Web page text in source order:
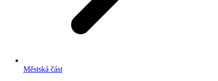
Městská část